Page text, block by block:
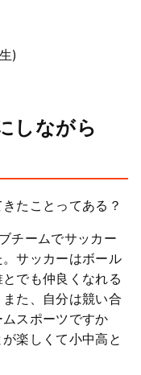
)
しながら
たことってある？
チームでサッカー
サッカーはボール
でも仲良くなれる
た、自分は競い合
スポーツですか
楽しくて小中高と